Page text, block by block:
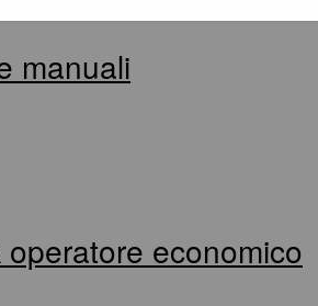
manuali
economico